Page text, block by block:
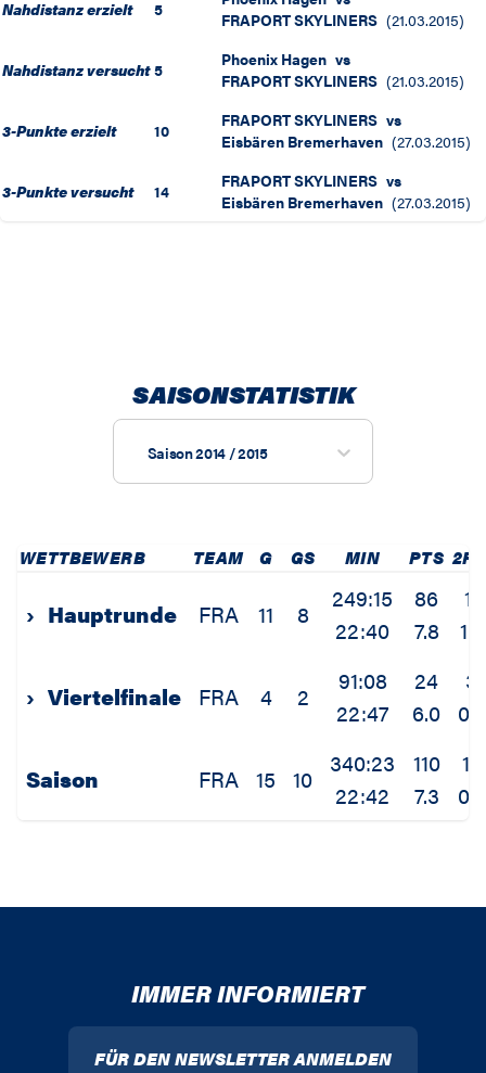
Nahdistanz erzielt 5
FRAPORT SKYLINERS (21.03.2015)
Nahdistanz versucht 5 Phoenix Hagen vs
FRAPORT SKYLINERS (21.03.2015)
3-Punkte erzielt 10 FRAPORT SKYLINERS vs
Eisbären Bremerhaven (27.03.2015)
3-Punkte versucht 14 FRAPORT SKYLINERS vs
Eisbären Bremerhaven (27.03.2015)
SAISONSTATISTIK
Saison 2014 / 2015
WETTBEWERB TEAM G GS MIN PTS
› Hauptrunde FRA 11 8
249:15
22:40
86
7.8
11
1.0
› Viertelfinale FRA 4 2
91:08
22:47
24
6.0
3
0.8
Saison FRA 15 10
340:23
22:42
110
7.3
14
0.9
IMMER INFORMIERT
FÜR DEN NEWSLETTER ANMELDEN